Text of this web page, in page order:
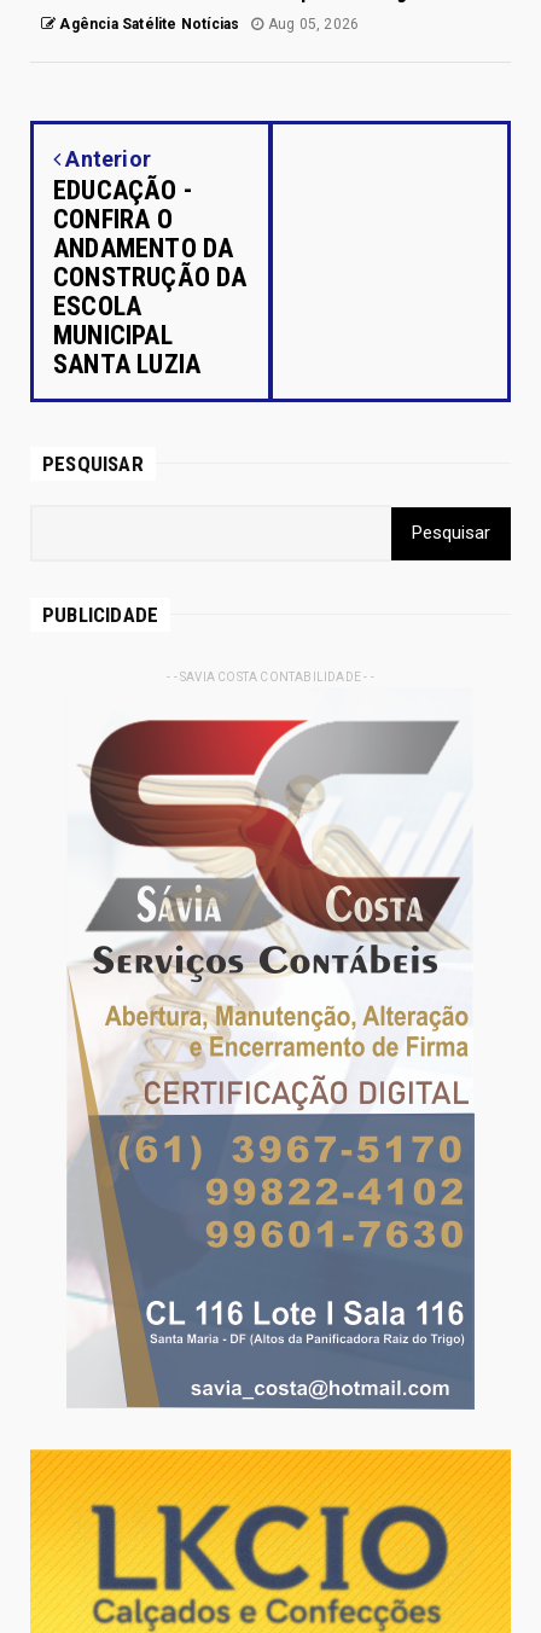
Agência Satélite Notícias Aug 05, 2026
Anterior
EDUCAÇÃO -
CONFIRA O
ANDAMENTO DA
CONSTRUÇÃO DA
ESCOLA
MUNICIPAL
SANTA LUZIA
PESQUISAR
PUBLICIDADE
- - SAVIA COSTA CONTABILIDADE - -